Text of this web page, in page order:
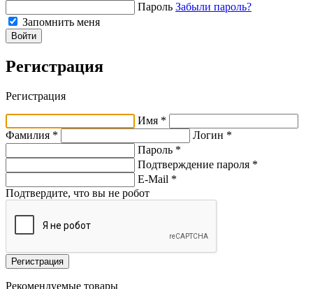
Пароль Забыли пароль?
Запомнить меня
Войти
Регистрация
Регистрация
Имя *
Фамилия *
Логин *
Пароль *
Подтверждение пароля *
E-Mail *
Подтвердите, что вы не робот
Регистрация
Рекомендуемые товары